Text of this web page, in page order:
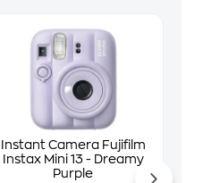
Instant Camera Fujifilm
Instax Mini 13 - Dreamy
Purple